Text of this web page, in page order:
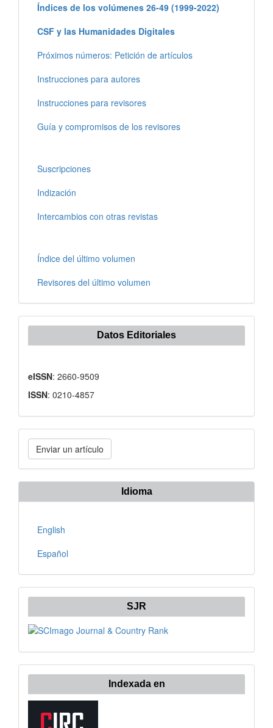
Índices de los volúmenes 26-49 (1999-2022)
CSF y las Humanidades Digitales
Próximos números: Petición de artículos
Instrucciones para autores
Instrucciones para revisores
Guía y compromisos de los revisores
Suscripciones
Indización
Intercambios con otras revistas
Índice del último volumen
Revisores del último volumen
Datos Editoriales
eISSN: 2660-9509
ISSN: 0210-4857
Enviar
un
artículo
Enviar un artículo
Idioma
English
Español
SJR
Indexada en